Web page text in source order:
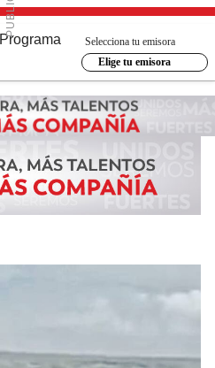
Programa
Selecciona tu emisora
Elige tu emisora